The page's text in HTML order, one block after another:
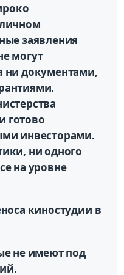
заявления
могут
ни документами,
готово
инвесторами.
ни одного
на уровне
киностудии в
не имеют под